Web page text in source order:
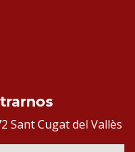
Sant Cugat del Vallès